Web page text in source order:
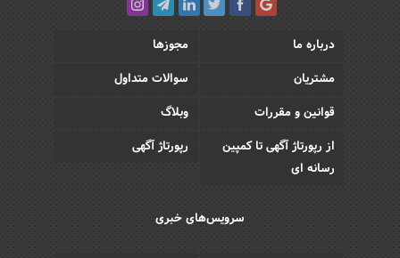
درباره ما
مجوزها
مشتریان
سوالات متداول
قوانین و مقررات
وبلاگ
از رپورتاژ آگهی تا کمپین
رسانه ای
رپورتاژ آگهی
سرویس‌های خبری